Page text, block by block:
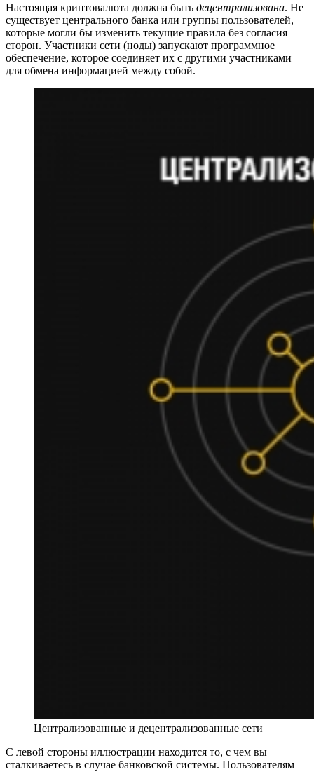
Настоящая криптовалюта должна быть децентрализована. Не
существует центрального банка или группы пользователей,
которые могли бы изменить текущие правила без согласия
сторон. Участники сети (ноды) запускают программное
обеспечение, которое соединяет их с другими участниками
для обмена информацией между собой.
Централизованные и децентрализованные сети
С левой стороны иллюстрации находится то, с чем вы
сталкиваетесь в случае банковской системы. Пользователям